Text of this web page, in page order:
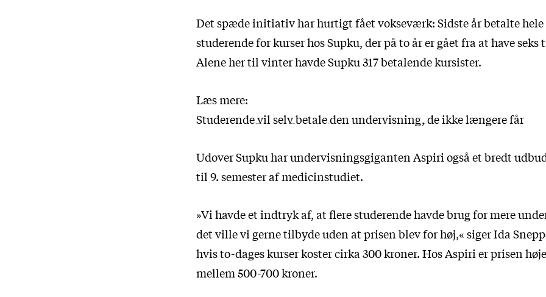
Det spæde initiativ har hurtigt fået vokseværk: Sidste år betalte hele
studerende for kurser hos Supku, der på to år er gået fra at have seks
Alene her til vinter havde Supku 317 betalende kursister.
Læs mere:
Studerende vil selv betale den undervisning, de ikke længere får
Udover Supku har undervisningsgiganten Aspiri også et bredt
til 9. semester af medicinstudiet.
»Vi havde et indtryk af, at flere studerende havde brug for mere
det ville vi gerne tilbyde uden at prisen blev for høj,« siger Ida
hvis to-dages kurser koster cirka 300 kroner. Hos Aspiri er prisen
mellem 500-700 kroner.